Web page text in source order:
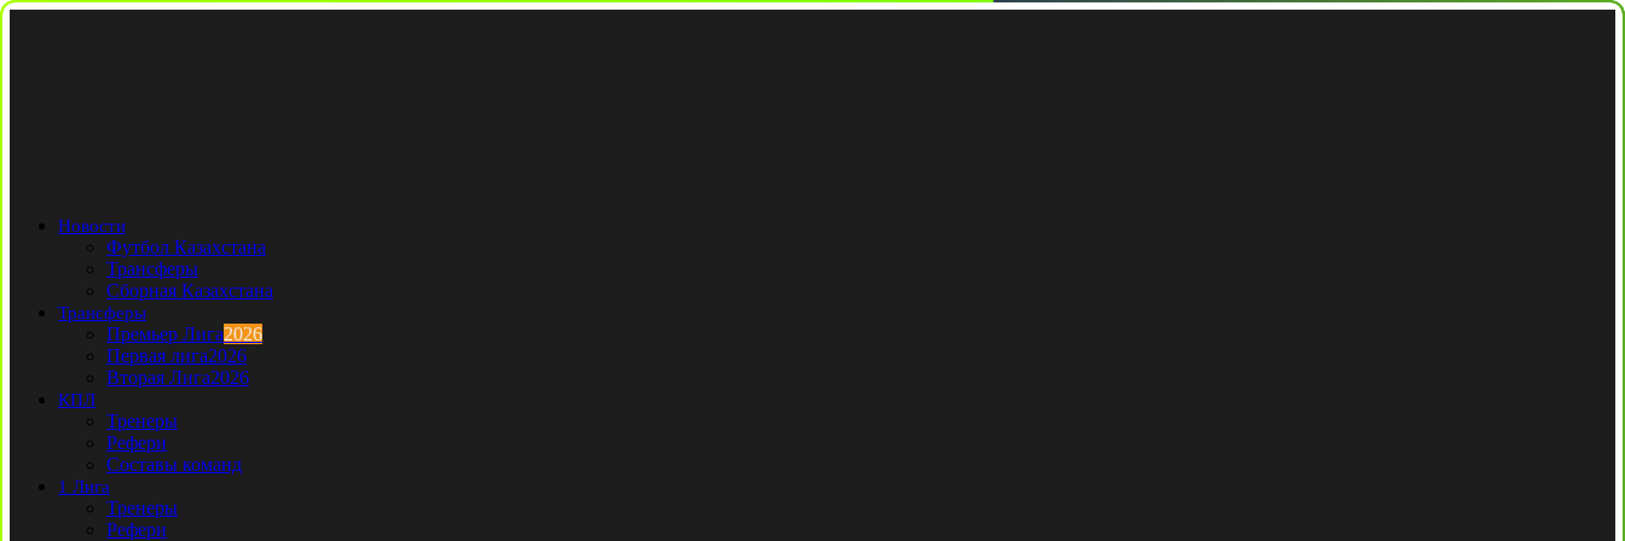
Новости
Футбол Казахстана
Трансферы
Сборная Казахстана
Трансферы
Премьер Лига2026
Первая лига2026
Вторая Лига2026
КПЛ
Тренеры
Рефери
Составы команд
1 Лига
Тренеры
Рефери